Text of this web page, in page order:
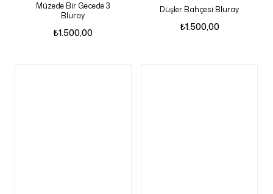
Müzede Bir Gecede 3
Bluray
₺1.500,00
Düşler Bahçesi Bluray
₺1.500,00